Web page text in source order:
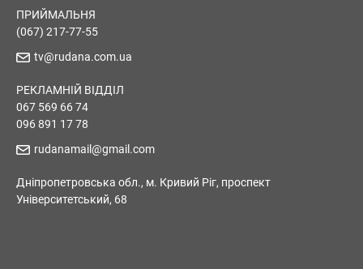
ПРИЙМАЛЬНЯ
(067) 217-77-55
tv@rudana.com.ua
РЕКЛАМНІЙ ВІДДІЛ
067 569 66 74
096 891 17 78
rudanamail@gmail.com
Дніпропетровська обл., м. Кривий Ріг, проспект
Університетський, 68